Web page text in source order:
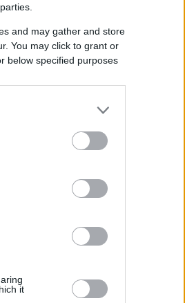
and may gather and store
You may click to grant or
below specified purposes
it